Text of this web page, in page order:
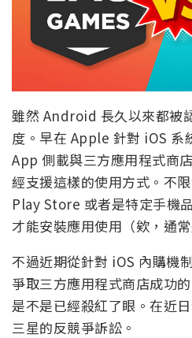
雖然 Android 長久以來都被
度。早在 Apple 針對 iOS 系
App 側載與三方應用程式商
經支援這樣的使用方式。不
Play Store 或者是特定手機
才能安裝應用使用（欸，通
不過近期從針對 iOS 內購機
爭取三方應用程式商店成功
是不是已經殺紅了眼。在近
三星的反競爭訴訟。